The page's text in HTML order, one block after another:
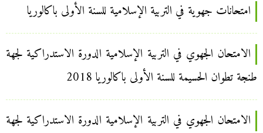
امتحانات جهوية في التربية الإسلامية للسنة الأولى باكالوريا
الامتحان الجهوي في التربية الإسلامية الدورة الاستدراكية لجهة
طنجة تطوان الحسيمة للسنة الأولى باكالوريا 2018
الامتحان الجهوي في التربية الإسلامية الدورة الاستدراكية لجهة